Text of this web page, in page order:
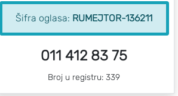
Šifra oglasa: RUMEJTOR-136211
011 412 83 75
Broj u registru: 339